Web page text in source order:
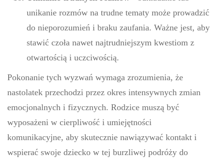
unikanie rozmów na trudne tematy może prowadzić
do nieporozumień i braku zaufania. Ważne jest, aby
stawić czoła nawet najtrudniejszym kwestiom z
otwartością i uczciwością.
Pokonanie tych wyzwań wymaga zrozumienia, że
nastolatek przechodzi przez okres intensywnych zmian
emocjonalnych i fizycznych. Rodzice muszą być
wyposażeni w cierpliwość i umiejętności
komunikacyjne, aby skutecznie nawiązywać kontakt i
wspierać swoje dziecko w tej burzliwej podróży do